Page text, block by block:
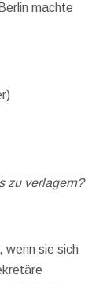
machte
zu verlagern?
wenn sie sich